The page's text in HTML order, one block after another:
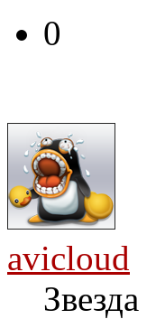
0
avicloud
Звезда